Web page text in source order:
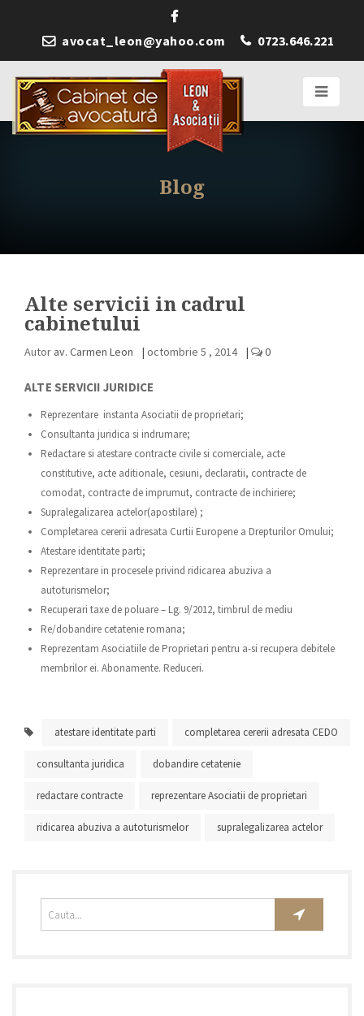
avocat_leon@yahoo.com 0723.646.221
Blog
Alte servicii in cadrul
cabinetului
Autor av. Carmen Leon | octombrie 5 , 2014 | 0
ALTE SERVICII JURIDICE
Reprezentare instanta Asociatii de proprietari;
Consultanta juridica si indrumare;
Redactare si atestare contracte civile si comerciale, acte
constitutive, acte aditionale, cesiuni, declaratii, contracte de
comodat, contracte de imprumut, contracte de inchiriere;
Supralegalizarea actelor(apostilare) ;
Completarea cererii adresata Curtii Europene a Drepturilor Omului;
Atestare identitate parti;
Reprezentare in procesele privind ridicarea abuziva a
autoturismelor;
Recuperari taxe de poluare – Lg. 9/2012, timbrul de mediu
Re/dobandire cetatenie romana;
Reprezentam Asociatiile de Proprietari pentru a-si recupera debitele
membrilor ei. Abonamente. Reduceri.
atestare identitate parti completarea cererii adresata CEDO
consultanta juridica dobandire cetatenie
redactare contracte reprezentare Asociatii de proprietari
ridicarea abuziva a autoturismelor supralegalizarea actelor